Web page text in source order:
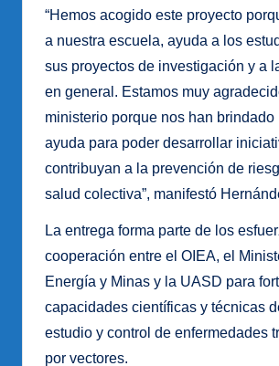
“Hemos acogido este proyecto
a nuestra escuela, ayuda a los
sus proyectos de investigación y a
en general. Estamos muy
ministerio porque nos han brindado
ayuda para poder desarrollar
contribuyan a la prevención de
salud colectiva”, manifestó
La entrega forma parte de los
cooperación entre el OIEA, el
Energía y Minas y la UASD para
capacidades científicas y técnicas
estudio y control de enfermedades
por vectores.